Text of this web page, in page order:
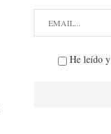
He leído